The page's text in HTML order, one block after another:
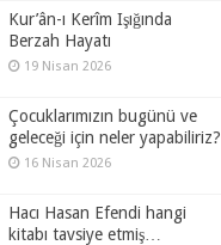
Kur’ân-ı Kerîm Işığında
Berzah Hayatı
19 Nisan 2026
Çocuklarımızın bugünü ve
geleceği için neler yapabiliriz?
16 Nisan 2026
Hacı Hasan Efendi hangi
kitabı tavsiye etmiş…